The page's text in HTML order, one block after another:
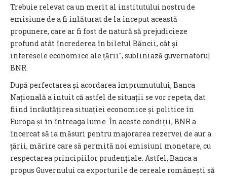
Trebuie relevat ca un merit al institutului nostru de
emisiune de a fi înlăturat de la început această
propunere, care ar fi fost de natură să prejudicieze
profund atât încrederea în biletul Băncii, cât și
interesele economice ale țării", subliniază guvernatorul
BNR.
După perfectarea și acordarea împrumutului, Banca
Națională a intuit că astfel de situații se vor repeta, dat
fiind înrăutățirea situației economice și politice în
Europa și în întreaga lume. În aceste condiții, BNR a
încercat să ia măsuri pentru majorarea rezervei de aur a
țării, mărire care să permită noi emisiuni monetare, cu
respectarea principiilor prudențiale. Astfel, Banca a
propus Guvernului ca exporturile de cereale românești să